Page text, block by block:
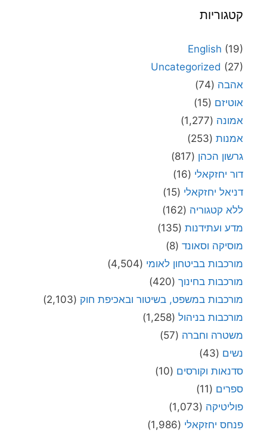
קטגוריות
English (19)
Uncategorized (27)
אהבה (74)
אוטיזם (15)
אמונה (1,277)
אמנות (253)
גרשון הכהן (817)
דור יחזקאלי (16)
דניאל יחזקאלי (15)
ללא קטגוריה (162)
מדע ועתידנות (135)
מוסיקה וסאונד (8)
מורכבות בביטחון לאומי (4,504)
מורכבות בחינוך (420)
מורכבות במשפט, בשיטור ובאכיפת חוק (2,103)
מורכבות בניהול (1,258)
משטרה וחברה (57)
נשים (43)
סדנאות וקורסים (10)
ספרים (11)
פוליטיקה (1,073)
פנחס יחזקאלי (1,986)